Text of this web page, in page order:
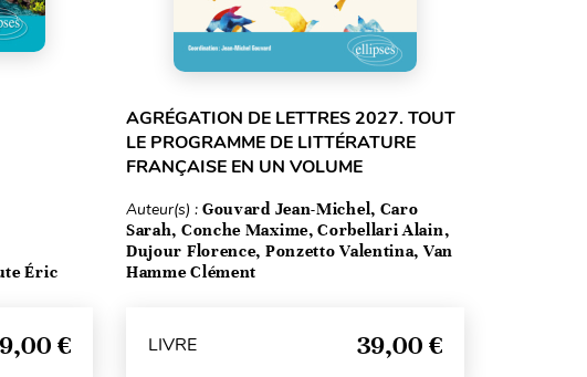
Éric
€
AGRÉGATION DE LETTRES 2027. TOUT
LE PROGRAMME DE LITTÉRATURE
FRANÇAISE EN UN VOLUME
Auteur(s) : Gouvard Jean-Michel, Caro
Sarah, Conche Maxime, Corbellari Alain,
Dujour Florence, Ponzetto Valentina, Van
Hamme Clément
LIVRE 39,00 €